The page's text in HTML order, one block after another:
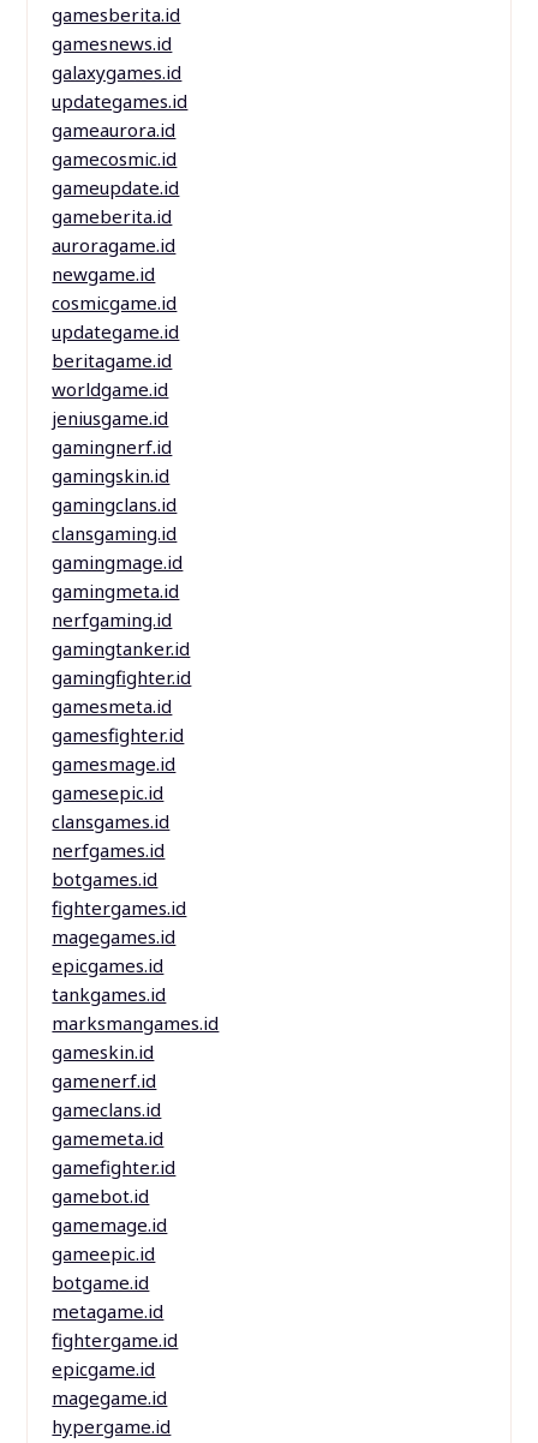
gamesberita.id
gamesnews.id
galaxygames.id
updategames.id
gameaurora.id
gamecosmic.id
gameupdate.id
gameberita.id
auroragame.id
newgame.id
cosmicgame.id
updategame.id
beritagame.id
worldgame.id
jeniusgame.id
gamingnerf.id
gamingskin.id
gamingclans.id
clansgaming.id
gamingmage.id
gamingmeta.id
nerfgaming.id
gamingtanker.id
gamingfighter.id
gamesmeta.id
gamesfighter.id
gamesmage.id
gamesepic.id
clansgames.id
nerfgames.id
botgames.id
fightergames.id
magegames.id
epicgames.id
tankgames.id
marksmangames.id
gameskin.id
gamenerf.id
gameclans.id
gamemeta.id
gamefighter.id
gamebot.id
gamemage.id
gameepic.id
botgame.id
metagame.id
fightergame.id
epicgame.id
magegame.id
hypergame.id